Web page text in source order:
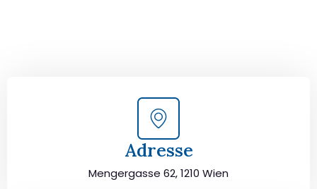
Adresse
Mengergasse 62, 1210 Wien